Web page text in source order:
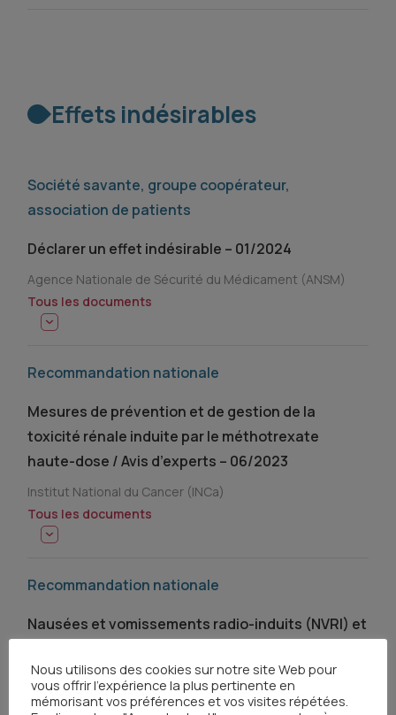
Effets indésirables
Société savante, groupe coopérateur,
association de patients
Déclarer un effet indésirable – 01/2024
Agence Nationale de Sécurité du Médicament (ANSM)
Tous les documents
Recommandation nationale
Mesures de prévention et de gestion de la
toxicité rénale induite par le méthotrexate
haute-dose / Avis d’experts – 06/2023
Institut National du Cancer (INCa)
Tous les documents
Recommandation nationale
Nausées et vomissements radio-induits (NVRI) et
Association Francophone des Soins Oncologiques de
Support (AFSOS)
Nous utilisons des cookies sur notre site Web pour
vous offrir l'expérience la plus pertinente en
mémorisant vos préférences et vos visites répétées.